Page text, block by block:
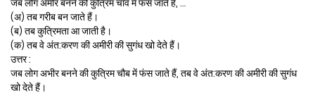
जब लोग अमीर बनने की कुत्रिम चाँव में फंस जाते हैं, …
(अ) तब गरीब बन जाते हैं।
(ब) तब कुत्रिमता आ जाती है।
(क) तब वे अंत:करण की अमीरी की सुगंध खो देते हैं।
उत्तर :
जब लोग अभीर बनने की कुत्रिम चौब में फंस जाते हैं, तब वे अंत:करण की अमीरी की सुगंध
खो देते हैं।